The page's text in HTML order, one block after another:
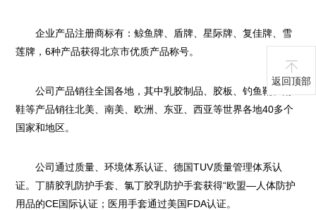
企业产品注册商标有：鲸鱼牌、盾牌、星际牌、复佳牌、雪
莲牌，6种产品获得北京市优质产品称号。
公司产品销往全国各地，其中乳胶制品、胶板、钓鱼靴、雨
鞋等产品销往北美、南美、欧洲、东亚、西亚等世界各地40多个
国家和地区。
公司通过质量、环境体系认证、德国TUV质量管理体系认
证。丁腈胶乳防护手套、氯丁胶乳防护手套获得“欧盟—人体防护
用品的CE国际认证；医用手套通过美国FDA认证。
返回顶部